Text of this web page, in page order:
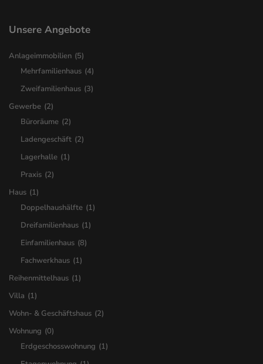
Unsere Angebote
Anlageimmobilien (5)
Mehrfamilienhaus (4)
Zweifamilienhaus (3)
Gewerbe (2)
Büroräume (2)
Ladengeschäft (2)
Lagerhalle (1)
Praxis (2)
Haus (1)
Doppelhaushälfte (1)
Dreifamilienhaus (1)
Einfamilienhaus (8)
Fachwerkhaus (1)
Reihenmittelhaus (1)
Villa (1)
Wohn- & Geschäftshaus (2)
Wohnung (0)
Erdgeschosswohnung (1)